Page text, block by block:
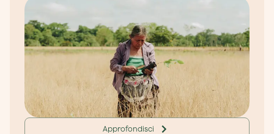
Approfondisci